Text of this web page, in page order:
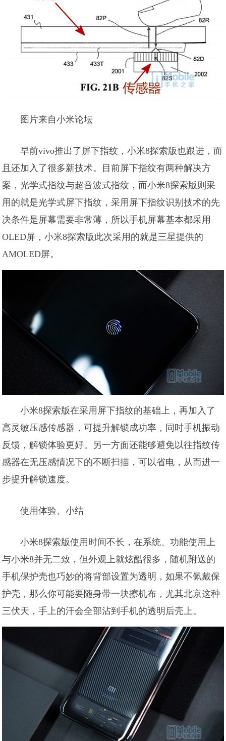
图片来自小米论坛
早前vivo推出了屏下指纹，小米8探索版也跟进，而
且还加入了很多新技术。目前屏下指纹有两种解决方
案，光学式指纹与超音波式指纹，而小米8探索版则采
用的就是光学式屏下指纹，采用屏下指纹识别技术的先
决条件是屏幕需要非常薄，所以手机屏幕基本都采用
OLED屏，小米8探索版此次采用的就是三星提供的
AMOLED屏。
小米8探索版在采用屏下指纹的基础上，再加入了
高灵敏压感传感器，可提升解锁成功率，同时手机振动
反馈，解锁体验更好。另一方面还能够避免以往指纹传
感器在无压感情况下的不断扫描，可以省电，从而进一
步提升解锁速度。
使用体验、小结
小米8探索版使用时间不长，在系统、功能使用上
与小米8并无二致，但外观上就炫酷很多，随机附送的
手机保护壳也巧妙的将背部设置为透明，如果不佩戴保
护壳，那么你可能要随身带一块擦机布，尤其北京这种
三伏天，手上的汗会全部沾到手机的透明后壳上。